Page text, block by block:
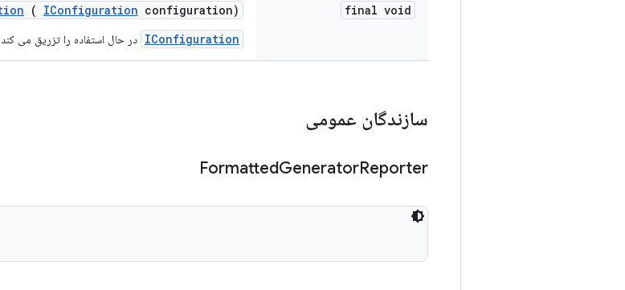
final void
( IConfiguration configuration)
IConfiguration در حال استفاده را تزریق می
سازندگان عمومی
FormattedGeneratorReporter